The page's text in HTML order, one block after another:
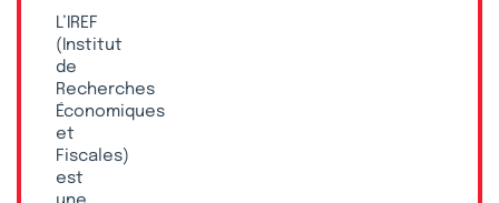
L’IREF
(Institut
de
Recherches
Économiques
et
Fiscales)
est